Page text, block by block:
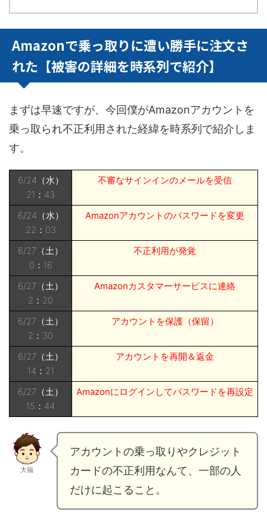
Amazonで乗っ取りに遭い勝手に注文さ
れた【被害の詳細を時系列で紹介】
まずは早速ですが、今回僕がAmazonアカウントを
乗っ取られ不正利用された経緯を時系列で紹介しま
す。
6/24（水）
21：43
不審なサインインのメールを受信
6/24（水）
22：03
Amazonアカウントのパスワードを変更
6/27（土）
0：16
不正利用が発覚
6/27（土）
2：20
Amazonカスタマーサービスに連絡
6/27（土）
2：30
アカウントを保護（保留）
6/27（土）
14：21
アカウントを再開＆返金
6/27（土）
15：44
Amazonにログインしてパスワードを再設定
大福
アカウントの乗っ取りやクレジット
カードの不正利用なんて、一部の人
だけに起こること。